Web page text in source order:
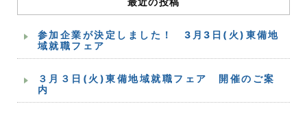
参加企業が決定しました！ 3月3日(火)東備地
域就職フェア
３月３日(火)東備地域就職フェア 開催のご案
内